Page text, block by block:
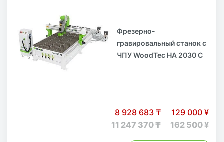
Фрезерно-
гравировальный станок с
ЧПУ WoodTec HA 2030 C
8 928 683 ₸
11 247 370 ₸
129 000 ¥
162 500 ¥